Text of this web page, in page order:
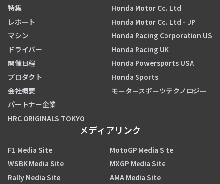
特集
レポート
マシン
ドライバー
開催日程
プロダクト
会社概要
パートナー企業
HRC ORIGINALS TOKYO
Honda Motor Co. Ltd
Honda Motor Co. Ltd - JP
Honda Racing Corporation US
Honda Racing UK
Honda Powersports USA
Honda Sports
モータースポーツテクノロジー
メディアリンク
F1 Media Site
MotoGP Media Site
WSBK Media Site
MXGP Media Site
Rally Media Site
AMA Media Site